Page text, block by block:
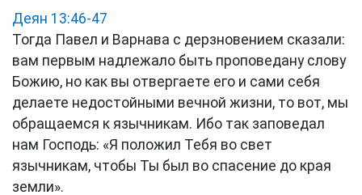
Деян 13:46-47
Тогда Павел и Варнава с дерзновением сказали:
вам первым надлежало быть проповедану слову
Божию, но как вы отвергаете его и сами себя
делаете недостойными вечной жизни, то вот, мы
обращаемся к язычникам. Ибо так заповедал
нам Господь: «Я положил Тебя во свет
язычникам, чтобы Ты был во спасение до края
земли».